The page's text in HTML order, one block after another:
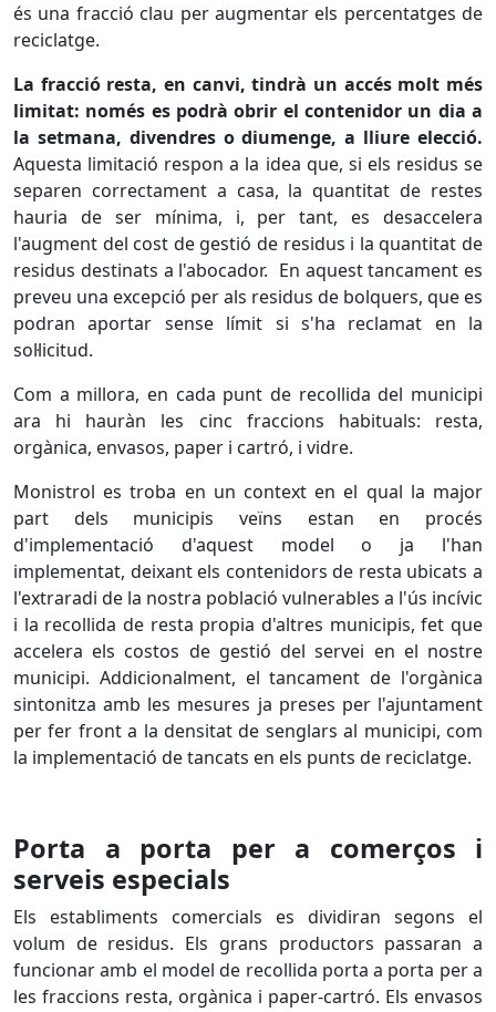
és una fracció clau per augmentar els percentatges de
reciclatge.
La fracció resta, en canvi, tindrà un accés molt més
limitat: només es podrà obrir el contenidor un dia a
la setmana, divendres o diumenge, a lliure elecció.
Aquesta limitació respon a la idea que, si els residus se
separen correctament a casa, la quantitat de restes
hauria de ser mínima, i, per tant, es desaccelera
l'augment del cost de gestió de residus i la quantitat de
residus destinats a l'abocador. En aquest tancament es
preveu una excepció per als residus de bolquers, que es
podran aportar sense límit si s'ha reclamat en la
sol·licitud.
Com a millora, en cada punt de recollida del municipi
ara hi hauràn les cinc fraccions habituals: resta,
orgànica, envasos, paper i cartró, i vidre.
Monistrol es troba en un context en el qual la major
part dels municipis veïns estan en procés
d'implementació d'aquest model o ja l'han
implementat, deixant els contenidors de resta ubicats a
l'extraradi de la nostra població vulnerables a l'ús incívic
i la recollida de resta propia d'altres municipis, fet que
accelera els costos de gestió del servei en el nostre
municipi. Addicionalment, el tancament de l'orgànica
sintonitza amb les mesures ja preses per l'ajuntament
per fer front a la densitat de senglars al municipi, com
la implementació de tancats en els punts de reciclatge.
Porta a porta per a comerços i
serveis especials
Els establiments comercials es dividiran segons el
volum de residus. Els grans productors passaran a
funcionar amb el model de recollida porta a porta per a
les fraccions resta, orgànica i paper-cartró. Els envasos